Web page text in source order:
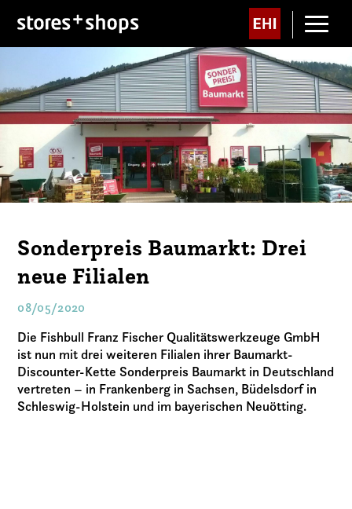
Sonderpreis Baumarkt: Drei
neue Filialen
08/05/2020
Die Fishbull Franz Fischer Qualitätswerkzeuge GmbH
ist nun mit drei weiteren Filialen ihrer Baumarkt-
Discounter-Kette Sonderpreis Baumarkt in Deutschland
vertreten – in Frankenberg in Sachsen, Büdelsdorf in
Schleswig-Holstein und im bayerischen Neuötting.